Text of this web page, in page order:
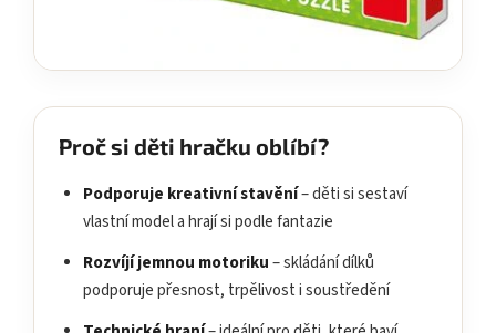
Proč si děti hračku oblíbí?
Podporuje kreativní stavění– děti si sestaví
vlastní model a hrají si podle fantazie
Rozvíjí jemnou motoriku– skládání dílků
podporuje přesnost, trpělivost i soustředění